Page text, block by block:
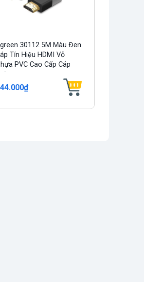
30112 5M Màu Đen
Tín Hiệu HDMI Vỏ
PVC Cao Cấp Cáp